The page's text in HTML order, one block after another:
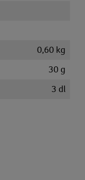
0,60 kg
30 g
3 dl